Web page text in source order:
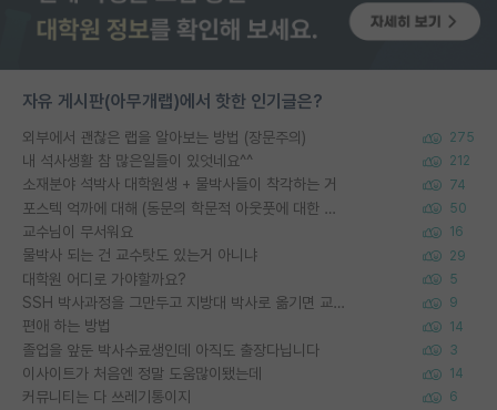
자유 게시판(아무개랩)에서 핫한 인기글은?
외부에서 괜찮은 랩을 알아보는 방법 (장문주의) 275
내 석사생활 참 많은일들이 있엇네요^^ 212
소재분야 석박사 대학원생 + 물박사들이 착각하는 거 74
포스텍 억까에 대해 (동문의 학문적 아웃풋에 대한 반박) 50
교수님이 무서워요 16
물박사 되는 건 교수탓도 있는거 아니냐 29
대학원 어디로 가야할까요? 5
SSH 박사과정을 그만두고 지방대 박사로 옮기면 교수의 꿈은 끝일까요? 9
편애 하는 방법 14
졸업을 앞둔 박사수료생인데 아직도 출장다닙니다 3
이사이트가 처음엔 정말 도움많이됐는데 14
커뮤니티는 다 쓰레기통이지 6